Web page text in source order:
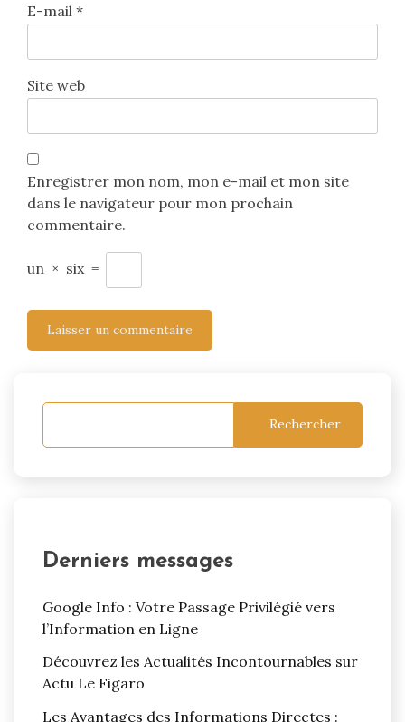
E-mail *
Site web
Enregistrer mon nom, mon e-mail et mon site
dans le navigateur pour mon prochain
commentaire.
un × six =
Rechercher
Derniers messages
Google Info : Votre Passage Privilégié vers
l’Information en Ligne
Découvrez les Actualités Incontournables sur
Actu Le Figaro
Les Avantages des Informations Directes :